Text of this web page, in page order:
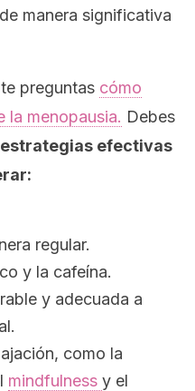
manera significativa
preguntas cómo
la menopausia. Debes
efectivas
regular.
y la cafeína.
y adecuada a
como la
mindfulness y el